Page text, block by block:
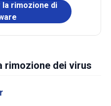
rimozione di
rimozione dei virus